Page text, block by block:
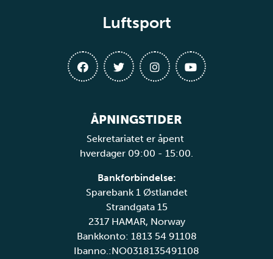
Luftsport
ÅPNINGSTIDER
Sekretariatet er åpent
hverdager 09:00 - 15:00.
Bankforbindelse:
Sparebank 1 Østlandet
Strandgata 15
2317 HAMAR, Norway
Bankkonto: 1813 54 91108
Ibanno.:NO0318135491108